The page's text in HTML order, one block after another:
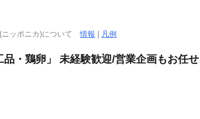
(ニッポニカ)について情報 凡例
品・鶏卵」 未経験歓迎/営業企画もお任せ